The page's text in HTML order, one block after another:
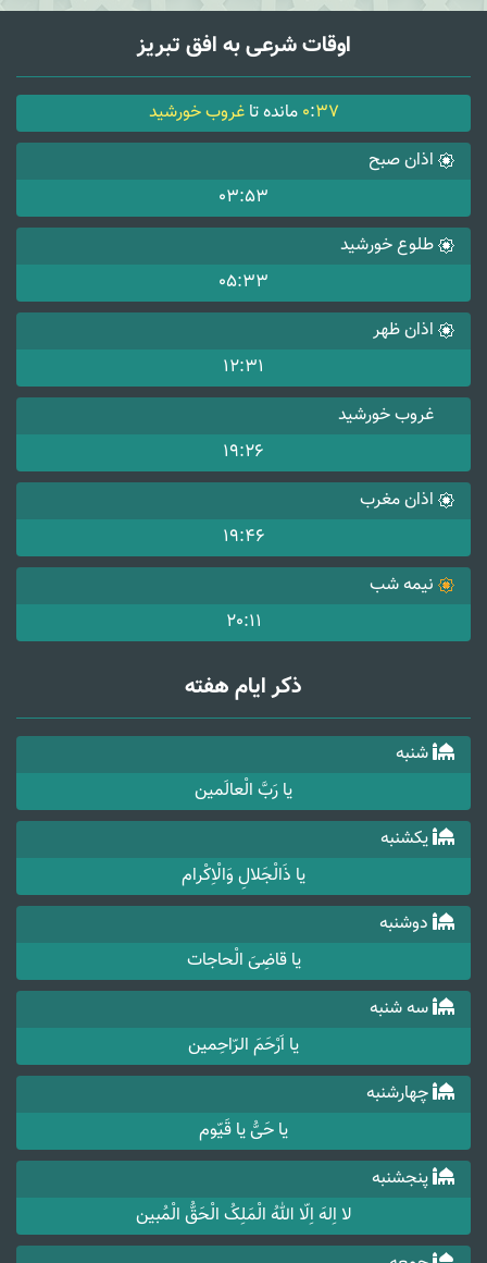
اوقات شرعی به افق تبریز
0:37 مانده تاغروب خورشید
اذان صبح
03:53
طلوع خورشید
05:33
اذان ظهر
12:31
غروب خورشید
19:26
اذان مغرب
19:46
نیمه شب
20:11
ذکر ایام هفته
شنبه
یا رَبَّ الْعالَمین
یکشنبه
یا ذَالْجَلالِ وَالْاِکْرام
دوشنبه
یا قاضِیَ الْحاجات
سه شنبه
یا اَرْحَمَ الرّاحِمین
چهارشنبه
یا حَیُّ یا قَیّوم
پنجشنبه
لا اِلهَ اِلّا اللهُ الْمَلِکُ الْحَقُّ الْمُبین